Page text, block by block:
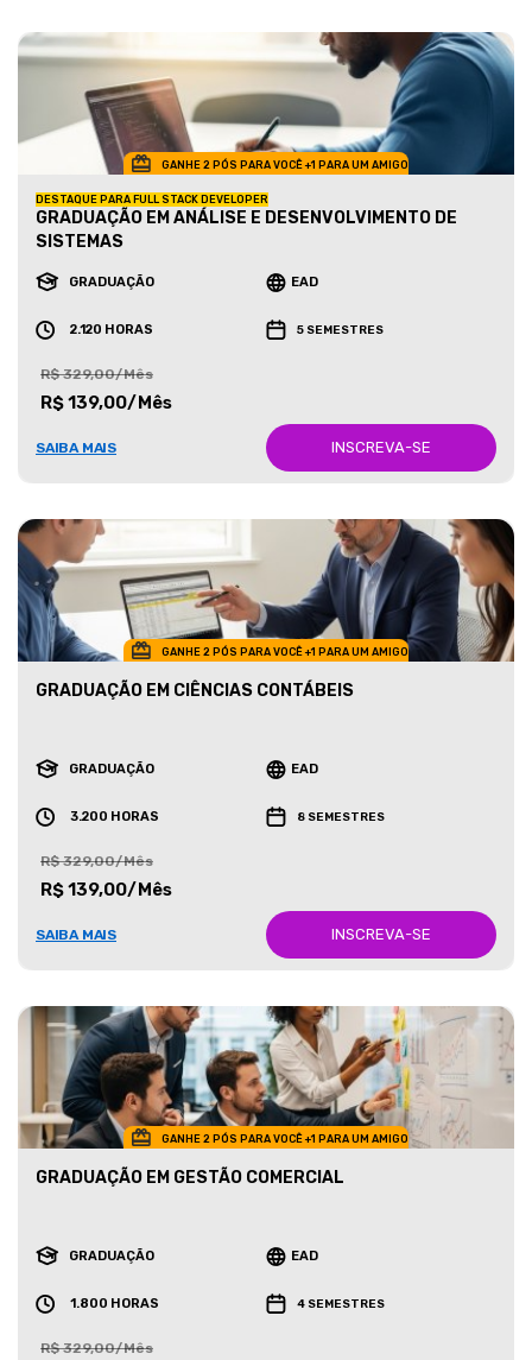
GANHE 2 PÓS PARA VOCÊ +1 PARA UM AMIGO
DESTAQUE PARA FULL STACK DEVELOPER
GRADUAÇÃO EM ANÁLISE E DESENVOLVIMENTO DE
SISTEMAS
GRADUAÇÃO EAD
2.120 HORAS 5 SEMESTRES
R$ 329,00/Mês
R$ 139,00/Mês
SAIBA MAIS INSCREVA-SE
GANHE 2 PÓS PARA VOCÊ +1 PARA UM AMIGO
GRADUAÇÃO EM CIÊNCIAS CONTÁBEIS
GRADUAÇÃO EAD
3.200 HORAS 8 SEMESTRES
R$ 329,00/Mês
R$ 139,00/Mês
SAIBA MAIS INSCREVA-SE
GANHE 2 PÓS PARA VOCÊ +1 PARA UM AMIGO
GRADUAÇÃO EM GESTÃO COMERCIAL
GRADUAÇÃO EAD
1.800 HORAS 4 SEMESTRES
R$ 329,00/Mês